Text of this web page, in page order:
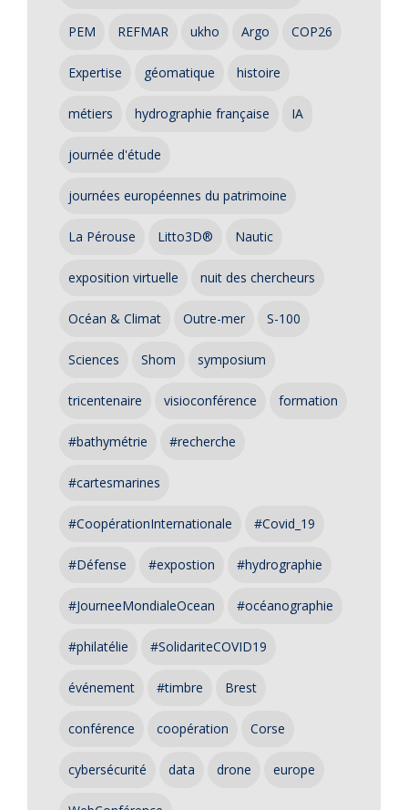
PEM REFMAR ukho Argo COP26
Expertise géomatique histoire
métiers hydrographie française IA
journée d'étude
journées européennes du patrimoine
La Pérouse Litto3D® Nautic
exposition virtuelle nuit des chercheurs
Océan & Climat Outre-mer S-100
Sciences Shom symposium
tricentenaire visioconférence formation
#bathymétrie #recherche
#cartesmarines
#CoopérationInternationale #Covid_19
#Défense #expostion #hydrographie
#JourneeMondialeOcean #océanographie
#philatélie #SolidariteCOVID19
événement #timbre Brest
conférence coopération Corse
cybersécurité data drone europe